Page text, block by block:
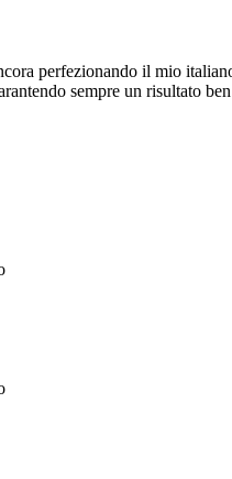
perfezionando il mio
sempre un risultato